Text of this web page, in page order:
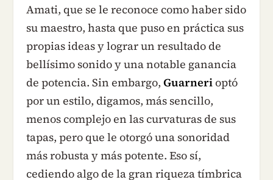
Amati, que se le reconoce como haber sido
su maestro, hasta que puso en práctica sus
propias ideas y lograr un resultado de
bellísimo sonido y una notable ganancia
de potencia. Sin embargo, Guarnerioptó
por un estilo, digamos, más sencillo,
menos complejo en las curvaturas de sus
tapas, pero que le otorgó una sonoridad
más robusta y más potente. Eso sí,
cediendo algo de la gran riqueza tímbrica